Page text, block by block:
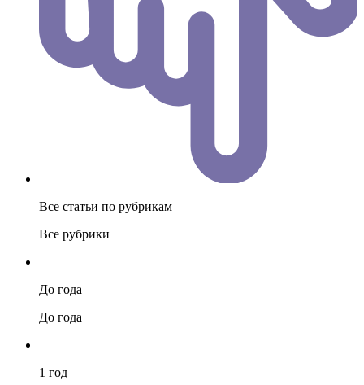
Все статьи по рубрикам
Все рубрики
До года
До года
1 год